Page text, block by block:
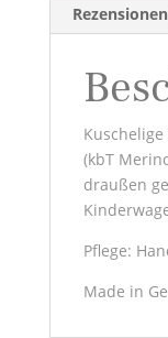
(kbT
draußen
Pflege:
Made in